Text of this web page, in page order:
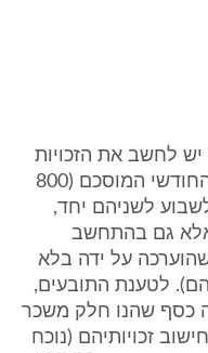
יש לחשב את הזכויות
המגיעות להם לא רק לפי השכר החודשי המוסכם (800
אחד בתוספת 150 ₪ לשבוע לשניהם יחד,
אלא גם בהתחשב
על ידה בלא
(לשניהם). לטענת התובעים,
כסף שהנו חלק משכר
זכויותיהם (נוכח